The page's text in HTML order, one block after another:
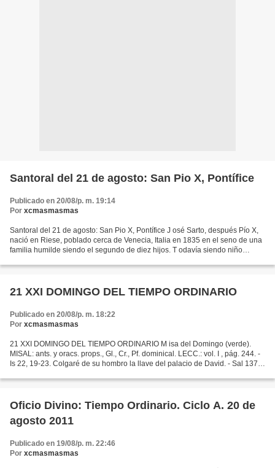
Santoral del 21 de agosto: San Pio X, Pontífice
Publicado en 20/08/p. m. 19:14
Por xcmasmasmas
Santoral del 21 de agosto: San Pio X, Pontífice J osé Sarto, después Pío X,
nació en Riese, poblado cerca de Venecia, Italia en 1835 en el seno de una
familia humilde siendo el segundo de diez hijos. T odavía siendo niño
21 XXI DOMINGO DEL TIEMPO ORDINARIO
Publicado en 20/08/p. m. 18:22
Por xcmasmasmas
21 XXI DOMINGO DEL TIEMPO ORDINARIO M isa del Domingo (verde).
MISAL: ants. y oracs. props., Gl., Cr., Pf. dominical. LECC.: vol. I , pág. 244. -
Is 22, 19-23. Colgaré de su hombro la llave del palacio de David. - Sal 137.
Oficio Divino: Tiempo Ordinario. Ciclo A. 20 de
agosto 2011
Publicado en 19/08/p. m. 22:46
Por xcmasmasmas